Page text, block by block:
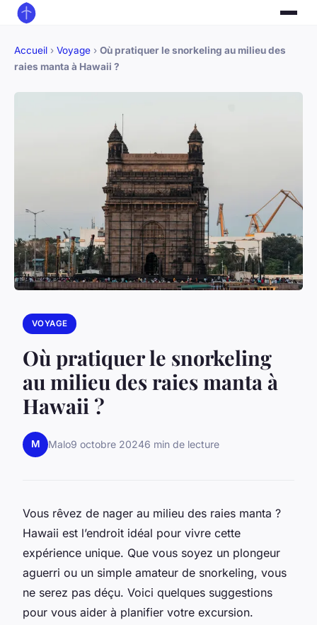
Accueil › Voyage › Où pratiquer le snorkeling au milieu des
raies manta à Hawaii ?
VOYAGE
Où pratiquer le snorkeling
au milieu des raies manta à
Hawaii ?
M Malo9 octobre 20246 min de lecture
Vous rêvez de nager au milieu des raies manta ?
Hawaii est l’endroit idéal pour vivre cette
expérience unique. Que vous soyez un plongeur
aguerri ou un simple amateur de snorkeling, vous
ne serez pas déçu. Voici quelques suggestions
pour vous aider à planifier votre excursion.